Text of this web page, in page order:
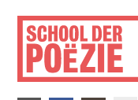
inhoud
gaan